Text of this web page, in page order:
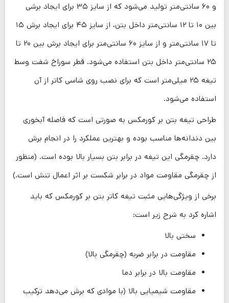
و ۶۰ سانتی‌متر تولید می‌شود که از سایز ۳۵ برای ایجاد برشی
بین ۱۰ تا ۱۲ سانتی‌متر داخل بتن، از سایز ۴۵ برای ایجاد برش ۱۵
تا ۱۷ سانتی‌متر و از سایز ۶۰ سانتی‌متر برای ایجاد برش بین ۲۰ تا
۲۵ سانتی‌متر داخل بتن استفاده می‌شود. قطر سوراخ شفت وسط
تیغه ۲۵ میلی‌متر است که برای نصب روی شاسی کاتر از آن
استفاده می‌شود.
طراحی تیغه بتن بر کورمکس به صورتی است که فاصله آبخوری
بین دندانه‌ها مناسب بوده و بهترین عملکرد را در انجام برش
دارد. چقرمگی این تیغه در برابر بتن بسیار بالا بوده است. (منظور
از چقرمگی مقاومت مواد در برابر شکست بر اثر اعمال تنش است.)
برخی از ویژگی‌هایی مثبت تیغه کاتر بتن بر کورمکس که باید
اشاره کرد به شرح زیر است:
سختی بالا
مقاومت در برابر ضربه (چقرمگی بالا)
مقاومت بالا در برابر دما
مقاومت شیمیایی بالا (با موادی که برش می‌دهد ترکیب